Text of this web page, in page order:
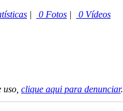
| 0 Fotos | 0 Vídeos
clique aqui para denunciar.